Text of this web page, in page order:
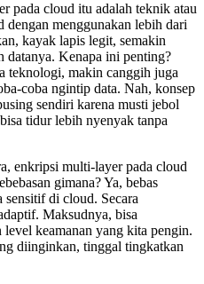
pada cloud itu adalah teknik atau
dengan menggunakan lebih dari
kayak lapis legit, semakin
datanya. Kenapa ini penting?
teknologi, makin canggih juga
coba ngintip data. Nah, konsep
sendiri karena musti jebol
tidur lebih nyenyak tanpa
enkripsi multi-layer pada cloud
gimana? Ya, bebas
di cloud. Secara
Maksudnya, bisa
level keamanan yang kita pengin.
diinginkan, tinggal tingkatkan